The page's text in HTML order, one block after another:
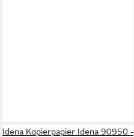
Idena Kopierpapier Idena 90950 -